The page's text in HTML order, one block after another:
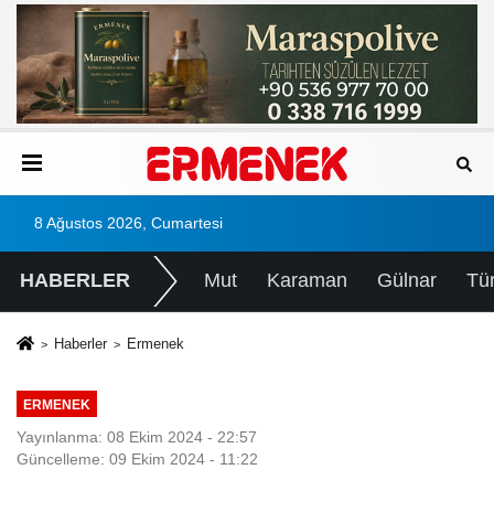
8 Ağustos 2026, Cumartesi
HABERLER Mut Karaman Gülnar
Haberler Ermenek
ERMENEK
Yayınlanma: 08 Ekim 2024 - 22:57
Güncelleme: 09 Ekim 2024 - 11:22